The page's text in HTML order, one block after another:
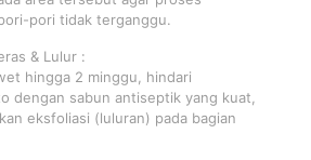
pori tidak terganggu.
& Lulur :
hingga 2 minggu, hindari
dengan sabun antiseptik yang kuat,
eksfoliasi (luluran) pada bagian